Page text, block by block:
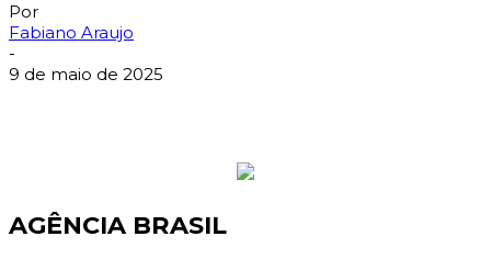
Por
Fabiano Araujo
-
9 de maio de 2025
AGÊNCIA BRASIL